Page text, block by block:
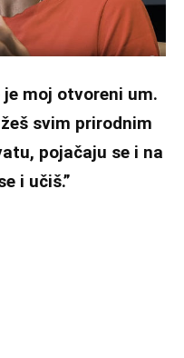
moj otvoreni um.
svim prirodnim
pojačaju se i na
i učiš.”